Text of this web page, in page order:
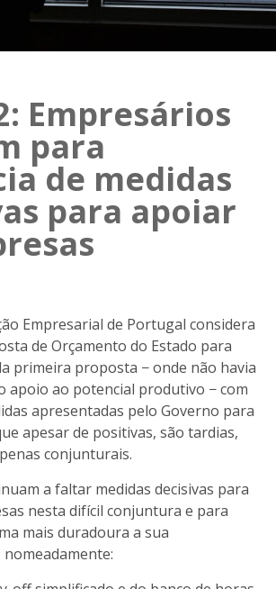
Empresários
para
de medidas
para apoiar
Empresarial de Portugal considera
de Orçamento do Estado para
primeira proposta − onde não havia
apoio ao potencial produtivo − com
apresentadas pelo Governo para
apesar de positivas, são tardias,
conjunturais.
a faltar medidas decisivas para
nesta difícil conjuntura e para
mais duradoura a sua